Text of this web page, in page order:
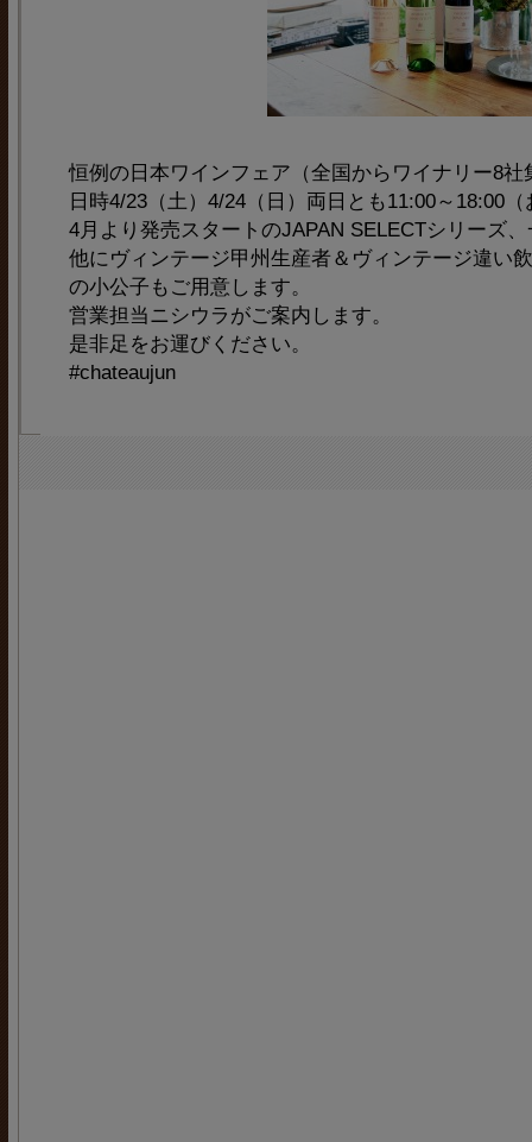
恒例の日本ワインフェア（全国からワイナリー8
日時4/23（土）4/24（日）両日とも11:00～18:00
4月より発売スタートのJAPAN SELECTシリーズ
他にヴィンテージ甲州生産者＆ヴィンテージ違い
の小公子もご用意します。
営業担当ニシウラがご案内します。
是非足をお運びください。
‪#‎chateaujun‬